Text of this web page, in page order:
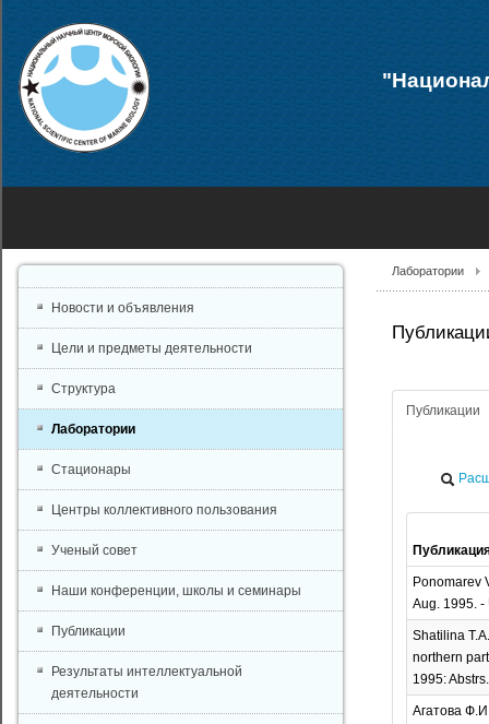
Лаборатории
Публикации
Ponomarev
Aug. 1995. -
Shatilina
northern
1995:
Агатова
Новости и объявления
Цели и предметы деятельности
Структура
Лаборатории
Стационары
Центры коллективного пользования
Ученый совет
Наши конференции, школы и семинары
Публикации
Результаты интеллектуальной
деятельности